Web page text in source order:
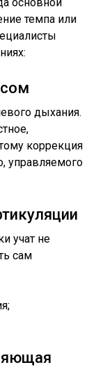
темпа или
дыхания.
коррекция
управляемого
учат не
сам